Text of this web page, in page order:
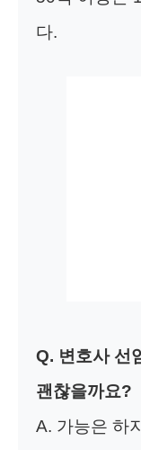
다.
Q. 변호사 선
괜찮을까요?
A. 가능은 하